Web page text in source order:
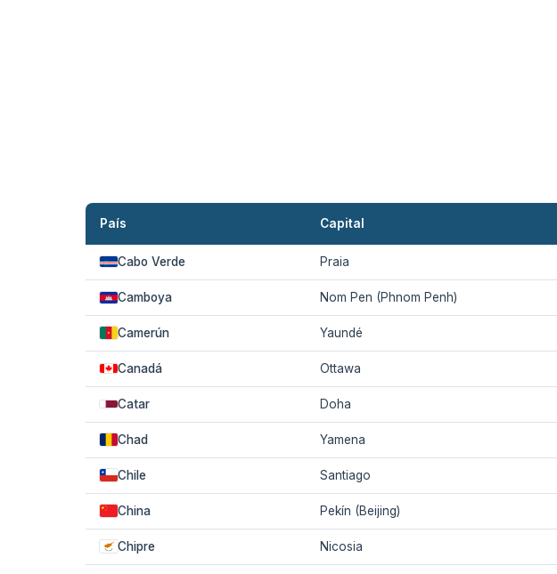
País Capital
Cabo Verde Praia
Camboya Nom Pen (Phnom Penh)
Camerún Yaundé
Canadá Ottawa
Catar Doha
Chad Yamena
Chile Santiago
China Pekín (Beijing)
Chipre Nicosia